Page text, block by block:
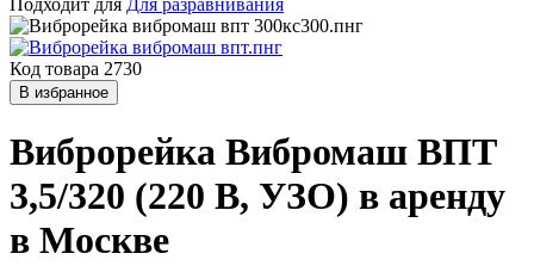
Подходит для Для разравнивания
Код товара 2730
В избранное
Виброрейка Вибромаш ВПТ
3,5/320 (220 В, УЗО) в аренду
в Москве